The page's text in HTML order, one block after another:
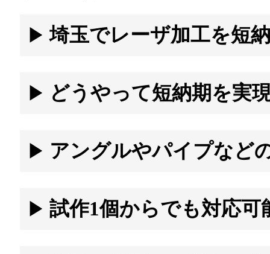
埼玉でレーザ加工を短
い。
どうやって短納期を実
アングルやパイプなど
試作1個からでも対応可